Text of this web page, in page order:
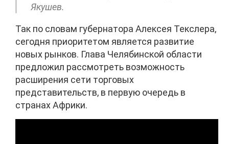
Якушев.
Так по словам губернатора Алексея Текслера,
сегодня приоритетом является развитие
новых рынков. Глава Челябинской области
предложил рассмотреть возможность
расширения сети торговых
представительств, в первую очередь в
странах Африки.